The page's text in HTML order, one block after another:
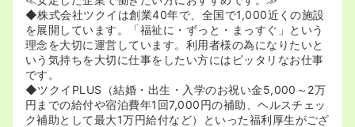
◆株式会社ツクイは創業40年で、全国で1,000近くの施設
を展開しています。「福祉に・ずっと・まっすぐ」という
理念を大切に運営しています。利用者様の為になりたいと
いう気持ちを大切に仕事をしたい方にはピッタリなお仕事
です。
◆ツクイPLUS（結婚・出生・入学のお祝い金5,000～2万
円までの給付や宿泊費年1回7,000円の補助、ヘルスチェッ
ク補助として最大1万円給付など）といった福利厚生がござ